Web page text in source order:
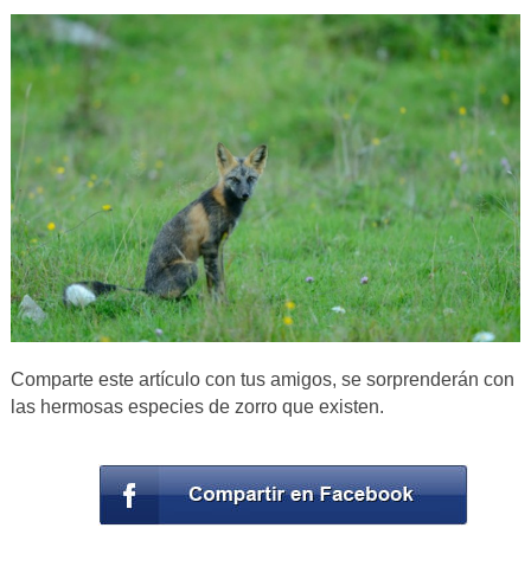
Comparte este artículo con tus amigos, se sorprenderán con
las hermosas especies de zorro que existen.